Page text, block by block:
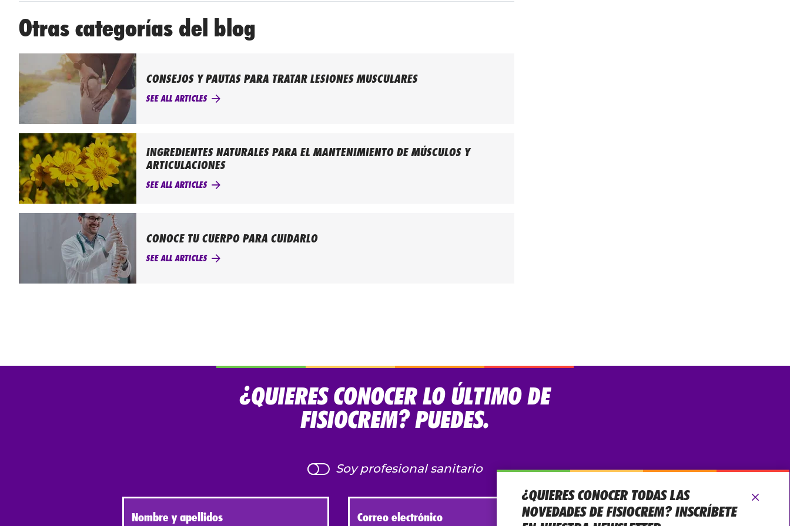
Otras categorías del blog
CONSEJOS Y PAUTAS PARA TRATAR LESIONES MUSCULARES
SEE ALL ARTICLES
INGREDIENTES NATURALES PARA EL MANTENIMIENTO DE MÚSCULOS Y
ARTICULACIONES
SEE ALL ARTICLES
CONOCE TU CUERPO PARA CUIDARLO
SEE ALL ARTICLES
¿QUIERES CONOCER LO ÚLTIMO DE
FISIOCREM? PUEDES.
Soy profesional sanitario
Nombre y apellidos Correo electrónico
¿QUIERES CONOCER TODAS LAS
NOVEDADES DE FISIOCREM? INSCRÍBETE